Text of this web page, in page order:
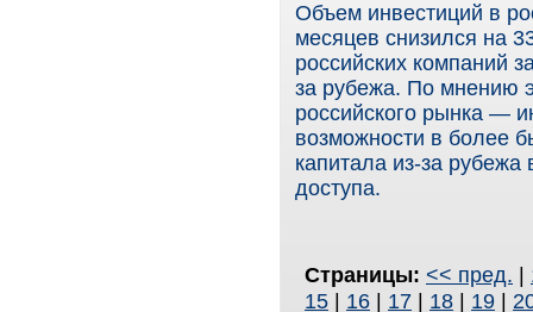
Объем инвестиций в
месяцев снизился на
российских компаний
за рубежа. По мнению
российского рынка —
возможности в более
капитала из-за
доступа.
Страницы: << пред. |
15 | 16 | 17 | 18 | 19 |